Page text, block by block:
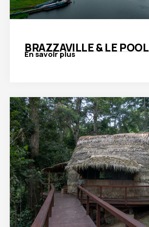
BRAZZAVILLE & LE POOL
En savoir plus